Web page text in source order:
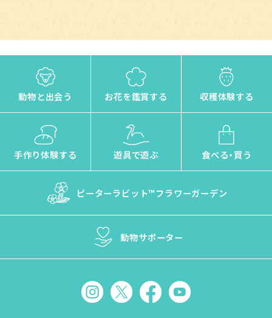
動物と出会う お花を鑑賞する 収穫体験する
手作り体験する 遊具で遊ぶ 食べる・買う
ピーターラビット™フラワーガーデン
動物サポーター